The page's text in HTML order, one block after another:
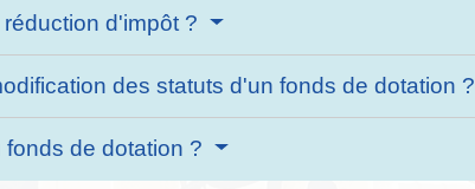
d'impôt ?
des statuts d'un fonds de dotation ?
de dotation ?